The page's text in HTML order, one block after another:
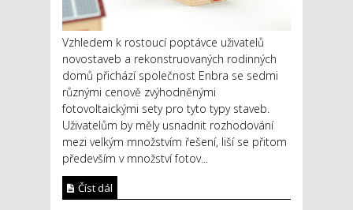
Vzhledem k rostoucí poptávce uživatelů
novostaveb a rekonstruovaných rodinných
domů přichází společnost Enbra se sedmi
různými cenově zvýhodněnými
fotovoltaickými sety pro tyto typy staveb.
Uživatelům by měly usnadnit rozhodování
mezi velkým množstvím řešení, liší se přitom
především v množství fotov...
Číst dál